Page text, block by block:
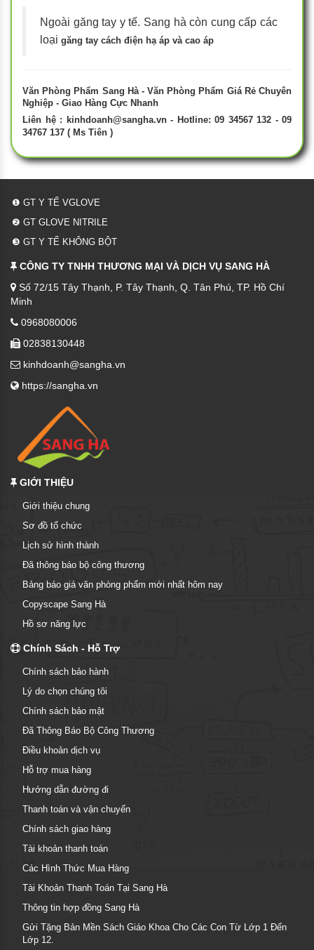
Ngoài găng tay y tế. Sang hà còn cung cấp các
loại găng tay cách điện hạ áp và cao áp
Văn Phòng Phẩm Sang Hà - Văn Phòng Phẩm Giá Rẻ Chuyên
Nghiệp - Giao Hàng Cực Nhanh
Liên hệ : kinhdoanh@sangha.vn- Hotline: 09 34567 132 - 09
34767 137 ( Ms Tiên )
❶ GT Y TẾ VGLOVE
❷ GT GLOVE NITRILE
❸ GT Y TẾ KHÔNG BỘT
CÔNG TY TNHH THƯƠNG MẠI VÀ DỊCH VỤ SANG HÀ
Số 72/15 Tây Thạnh, P. Tây Thạnh, Q. Tân Phú, TP. Hồ Chí
Minh
0968080006
02838130448
kinhdoanh@sangha.vn
https://sangha.vn
GIỚI THIỆU
Giới thiệu chung
Sơ đồ tổ chức
Lịch sử hình thành
Đã thông báo bộ công thương
Bảng báo giá văn phòng phẩm mới nhất hôm nay
Copyscape Sang Hà
Hồ sơ năng lực
Chính Sách - Hỗ Trợ
Chính sách bảo hành
Lý do chọn chúng tôi
Chính sách bảo mật
Đã Thông Báo Bộ Công Thương
Điều khoản dịch vụ
Hỗ trợ mua hàng
Hướng dẫn đường đi
Thanh toán và vận chuyển
Chính sách giao hàng
Tài khoản thanh toán
Các Hình Thức Mua Hàng
Tài Khoản Thanh Toán Tại Sang Hà
Thông tin hợp đồng Sang Hà
Gửi Tặng Bản Mền Sách Giáo Khoa Cho Các Con Từ Lớp 1 Đến
Lớp 12.